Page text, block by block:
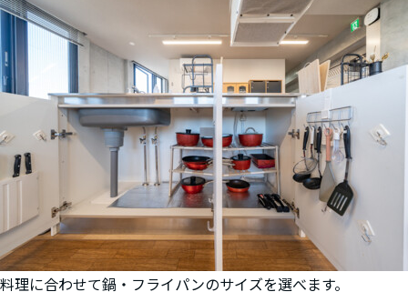
料理に合わせて鍋・フライパンのサイズを選べます。